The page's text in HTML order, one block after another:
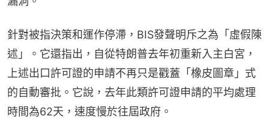
針對被指決策和運作停滯，BIS發聲明斥之為「虛假陳
述」。它還指出，自從特朗普去年初重新入主白宮，
上述出口許可證的申請不再只是戳蓋「橡皮圖章」式
的自動審批。它說，去年此類許可證申請的平均處理
時間為62天，速度慢於往屆政府。